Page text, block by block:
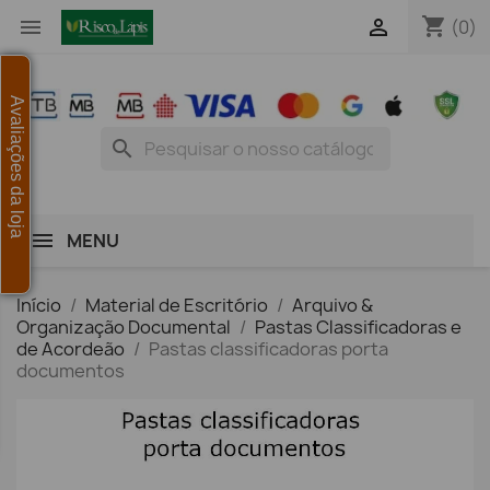
 shopping_cart (0)

search
MENU
Início Material de Escritório
Arquivo &
Organização Documental
Pastas Classificadoras e
de Acordeão
Pastas classificadoras porta
documentos
Avaliações da loja